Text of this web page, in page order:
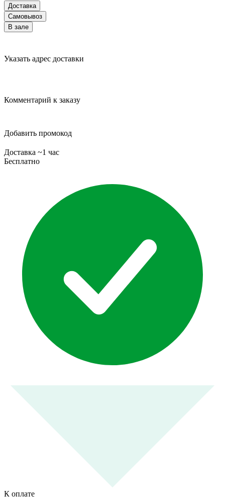
Доставка
Самовывоз
В зале
Указать адрес доставки
Комментарий к заказу
Добавить промокод
Доставка ~1 час
Бесплатно
К оплате